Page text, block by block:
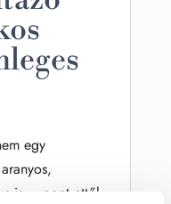
egy
is – pont ettől